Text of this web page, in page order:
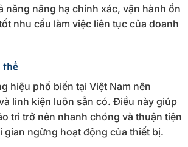
năng nâng hạ chính xác, vận hành ổn
nhu cầu làm việc liên tục của doanh
thế
hiệu phổ biến tại Việt Nam nên
linh kiện luôn sẵn có. Điều này giúp
trì trở nên nhanh chóng và thuận tiện
gian ngừng hoạt động của thiết bị.